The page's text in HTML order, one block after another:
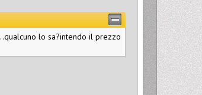
lo sa?intendo il prezzo